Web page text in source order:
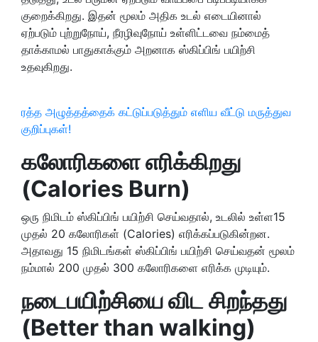
குறைக்கிறது. இதன் மூலம் அதிக உடல் எடையினால்
ஏற்படும் புற்றுநோய், நீரழிவுநோய் உள்ளிட்டவை நம்மைத்
தாக்காமல் பாதுகாக்கும் அறனாக ஸ்கிப்பிங் பயிற்சி
உதவுகிறது.
ரத்த அழுத்தத்தைக் கட்டுப்படுத்தும் எளிய வீட்டு மருத்துவ
குறிப்புகள்!
கலோரிகளை எரிக்கிறது
(Calories Burn)
ஒரு நிமிடம் ஸ்கிப்பிங் பயிற்சி செய்வதால், உடலில் உள்ள15
முதல் 20 கலோரிகள் (Calories) எரிக்கப்படுகின்றன.
அதாவது 15 நிமிடங்கள் ஸ்கிப்பிங் பயிற்சி செய்வதன் மூலம்
நம்மால் 200 முதல் 300 கலோரிகளை எரிக்க முடியும்.
நடைபயிற்சியை விட சிறந்தது
(Better than walking)